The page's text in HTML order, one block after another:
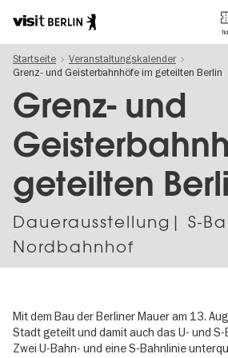
zum
Inhalt
Berlins
offizielles
Tourismusportal
Startseite
Veranstaltungskalender
Grenz- und Geisterbahnhöfe im geteilten Berlin
Grenz- und
geteilten
Dauer­aus­stel­lung| S-
Nordbahnhof
Mit dem Bau der Berliner Mauer am 13.
Stadt geteilt und damit auch das U- und
Zwei U-Bahn- und eine S-Bahnlinie